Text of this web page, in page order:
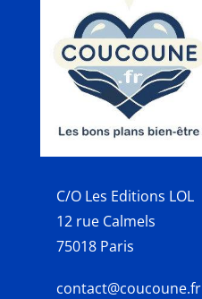
C/O Les Editions LOL
12 rue Calmels
75018 Paris
contact@coucoune.fr